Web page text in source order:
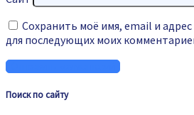
Сохранить моё имя, email и
для последующих моих
Поиск по сайту